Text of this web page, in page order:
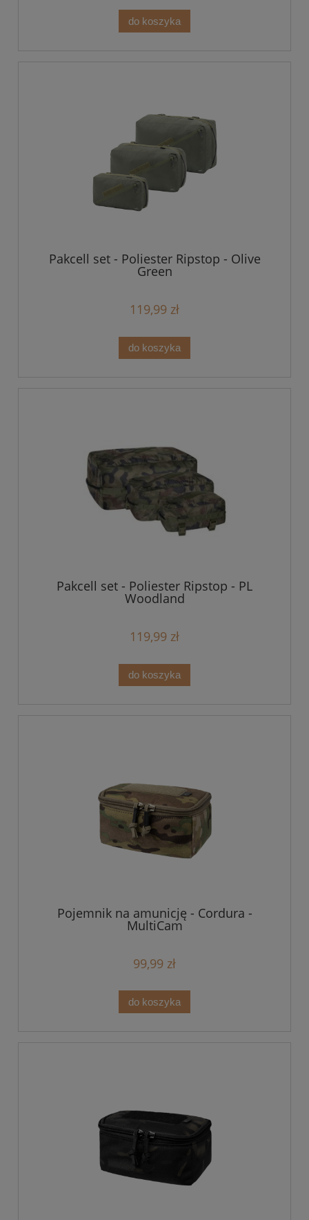
do koszyka
Pakcell set - Poliester Ripstop - Olive
Green
119,99 zł
do koszyka
Pakcell set - Poliester Ripstop - PL
Woodland
119,99 zł
do koszyka
Pojemnik na amunicję - Cordura -
MultiCam
99,99 zł
do koszyka